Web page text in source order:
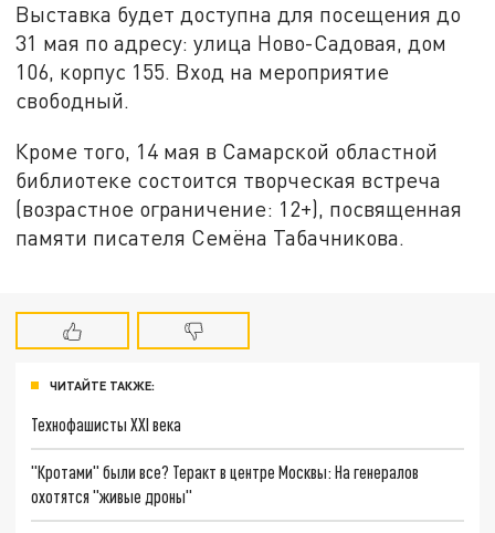
Выставка будет доступна для посещения до
31 мая по адресу: улица Ново-Садовая, дом
106, корпус 155. Вход на мероприятие
свободный.
Кроме того, 14 мая в Самарской областной
библиотеке состоится творческая встреча
(возрастное ограничение: 12+), посвященная
памяти писателя Семёна Табачникова.
ЧИТАЙТЕ ТАКЖЕ:
Технофашисты XXI века
"Кротами" были все? Теракт в центре Москвы: На генералов
охотятся "живые дроны"